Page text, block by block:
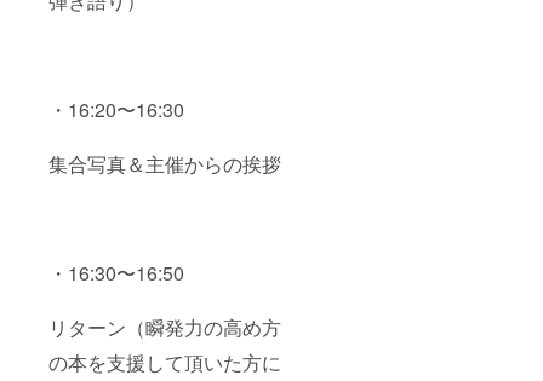
・16:20〜16:30
集合写真＆主催からの挨拶
・16:30〜16:50
リターン（瞬発力の高め方
の本を支援して頂いた方に